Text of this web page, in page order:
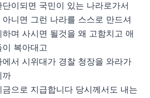
이되면 국민이 있는 나라로가서
니면 그런 나라를 스스로 만드셔
며 사시면 될것을 왜 고함치고 애
복아대고
서 시위대가 경찰 청장을 와라가
까
으로 지급합니다 당시께서도 내는